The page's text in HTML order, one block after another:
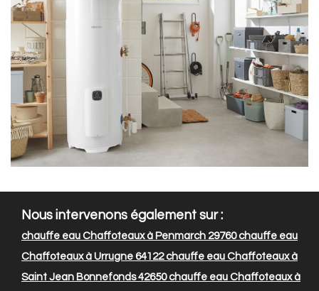
Nous intervenons également sur :
chauffe eau Chaffoteaux à Penmarch 29760chauffe eau
Chaffoteaux à Urrugne 64122chauffe eau Chaffoteaux à
Saint Jean Bonnefonds 42650chauffe eau Chaffoteaux à